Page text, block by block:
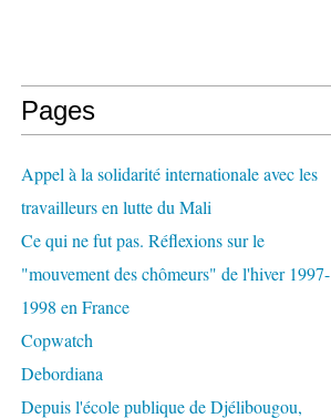
Pages
Appel à la solidarité internationale avec les
travailleurs en lutte du Mali
Ce qui ne fut pas. Réflexions sur le
"mouvement des chômeurs" de l'hiver 1997-
1998 en France
Copwatch
Debordiana
Depuis l'école publique de Djélibougou,